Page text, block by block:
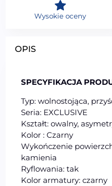
OPIS
SPECYFIKACJA
Typ: wolnostojąca,
Seria: EXCLUSIVE
Kształt: owalny,
Kolor : Czarny
Wykończenie
kamienia
Ryflowania: tak
Kolor armatury: czarny
Wysokie oceny